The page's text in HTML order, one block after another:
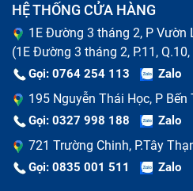
HỆ THỐNG CỬA HÀNG
1E Đường 3 tháng 2, P Vườn
(1E Đường 3 tháng 2, P.11,
Gọi: 0764 254 113 Zalo
195 Nguyễn Thái Học, P Bến
Gọi: 0327 998 188 Zalo
721 Trường Chinh, P.Tây
Gọi: 0835 001 511 Zalo